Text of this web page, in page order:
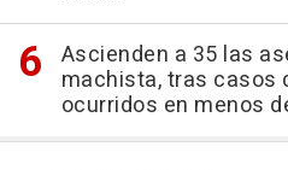
Ascienden a 35 las
machista, tras casos
ocurridos en menos